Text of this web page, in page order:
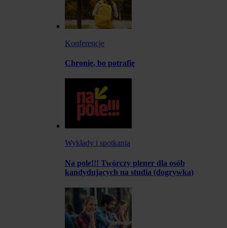
Konferencje
Chronię, bo potrafię
Wykłady i spotkania
Na pole!!! Twórczy plener dla osób
kandydujących na studia (dogrywka)